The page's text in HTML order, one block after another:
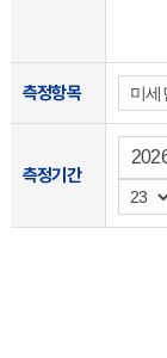
측정항목
측정기간